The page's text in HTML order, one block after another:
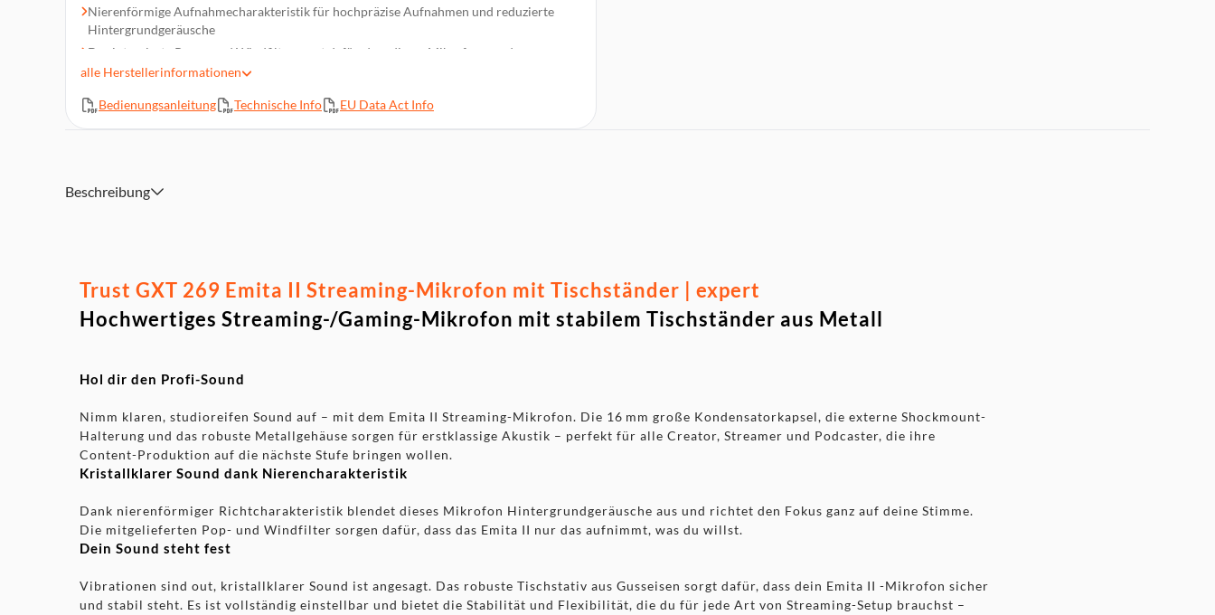
Nierenförmige Aufnahmecharakteristik für hochpräzise Aufnahmen und reduzierte
Hintergrundgeräusche
Der integrierte Popp- und Windfilter sorgt dafür, dass dieses Mikrofon nur das
Wesentliche aufnimmt
Akustik
Vollständig verstellbarer Tischständer aus Gusseisen für ultimative Stabilität
Inhalt: Mikrofon mit Ständer, Popfilter, Windfilter, USB-A-C-Kabel (2,5 m),
alle Herstellerinformationen
Bedienungsanleitung Technische Info EU Data Act Info
Beschreibung
Trust GXT 269 Emita II Streaming-Mikrofon mit Tischständer | expert
Hochwertiges Streaming-/Gaming-Mikrofon mit stabilem Tischständer aus Metall
Hol dir den Profi-Sound
Nimm klaren, studioreifen Sound auf – mit dem Emita II Streaming-Mikrofon. Die 16 mm große Kondensatorkapsel, die externe Shockmount-
Halterung und das robuste Metallgehäuse sorgen für erstklassige Akustik – perfekt für alle Creator, Streamer und Podcaster, die ihre
Content-Produktion auf die nächste Stufe bringen wollen.
Kristallklarer Sound dank Nierencharakteristik
Dank nierenförmiger Richtcharakteristik blendet dieses Mikrofon Hintergrundgeräusche aus und richtet den Fokus ganz auf deine Stimme.
Die mitgelieferten Pop- und Windfilter sorgen dafür, dass das Emita II nur das aufnimmt, was du willst.
Dein Sound steht fest
Vibrationen sind out, kristallklarer Sound ist angesagt. Das robuste Tischstativ aus Gusseisen sorgt dafür, dass dein Emita II -Mikrofon sicher
und stabil steht. Es ist vollständig einstellbar und bietet die Stabilität und Flexibilität, die du für jede Art von Streaming-Setup brauchst –